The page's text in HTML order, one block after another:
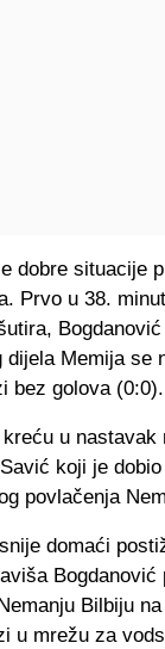
dobre situacije
Prvo u 38.
Memija se
bez golova (0:0).
u nastavak
koji je
povlačenja
domaći
Bilbiju
u mrežu za